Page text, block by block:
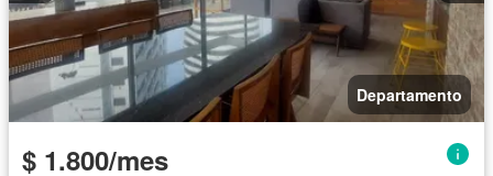
Departamento
$ 1.800/mes